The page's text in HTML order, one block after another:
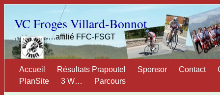
VC Froges Villard-Bonnot
…………….affilié FFC-FSGT
Accueil Résultats Prapoutel Sponsor Contact
PlanSite
3 W… Parcours